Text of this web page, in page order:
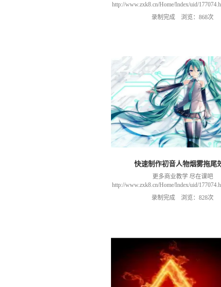
http://www.zxk8.cn/Home/Index/uid/
以加群(课程所用素材和插件，均在
466106974 群里干货满满 可以加我们导
录制完成 浏览：868次
快速制作初音人物烟雾拖尾
更多商业教学 尽在课吧
http://www.zxk8.cn/Home/Index/uid/
以加群(课程所用素材和插件，均在
466106974 群里干货满满 可以加我们导
录制完成 浏览：828次